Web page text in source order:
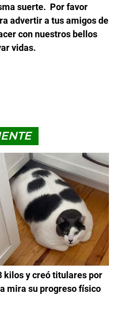
suerte. Por favor
advertir a tus amigos de
con nuestros bellos
vidas.
kilos y creó titulares por
mira su progreso físico